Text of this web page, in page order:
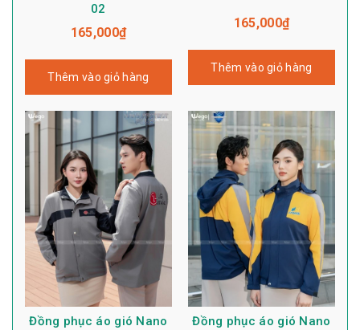
02
165,000₫
Thêm vào giỏ hàng
165,000₫
Thêm vào giỏ hàng
Đồng phục áo gió Nano
Đồng phục áo gió Nano